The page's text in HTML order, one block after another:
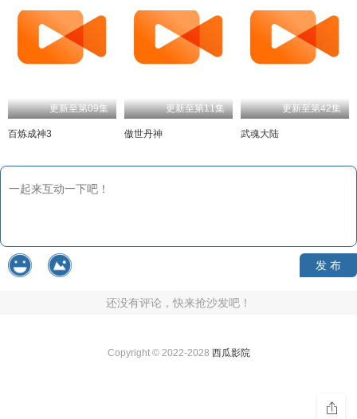
更新至第09集
百炼成神3
更新至第11集
傲世丹神
更新至第42集
武魂大陆
发 布
还没有评论，快来抢沙发吧！
Copyright © 2022-2028 西瓜影院